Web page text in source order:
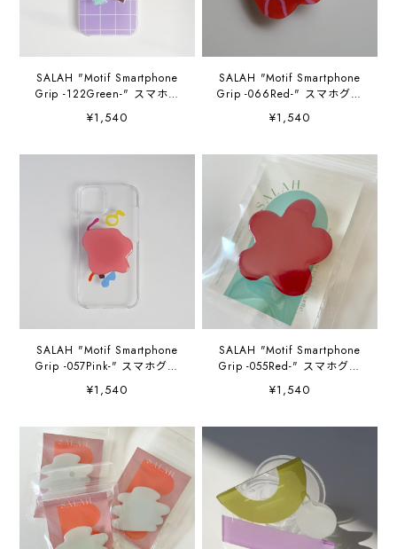
SALAH "Motif Smartphone
Grip -122Green-" スマホグ
リップ
¥1,540
SALAH "Motif Smartphone
Grip -066Red-" スマホグリ
ップ
¥1,540
SALAH "Motif Smartphone
Grip -057Pink-" スマホグリ
ップ
¥1,540
SALAH "Motif Smartphone
Grip -055Red-" スマホグリ
ップ
¥1,540